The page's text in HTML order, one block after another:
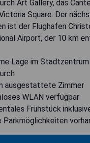
Art Gallery, das
Square. Der
ist der Flughafen
Airport, der 10 km
Lage im Stadtzentrum
ausgestattete Zimmer
WLAN verfügbar
Frühstück
Parkmöglichkeiten